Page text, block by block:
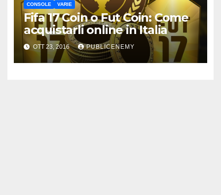
CONSOLE VARIE
Fifa 17 Coin o Fut Coin: Come
acquistarli online in Italia
OTT 23, 2016 PUBLICENEMY